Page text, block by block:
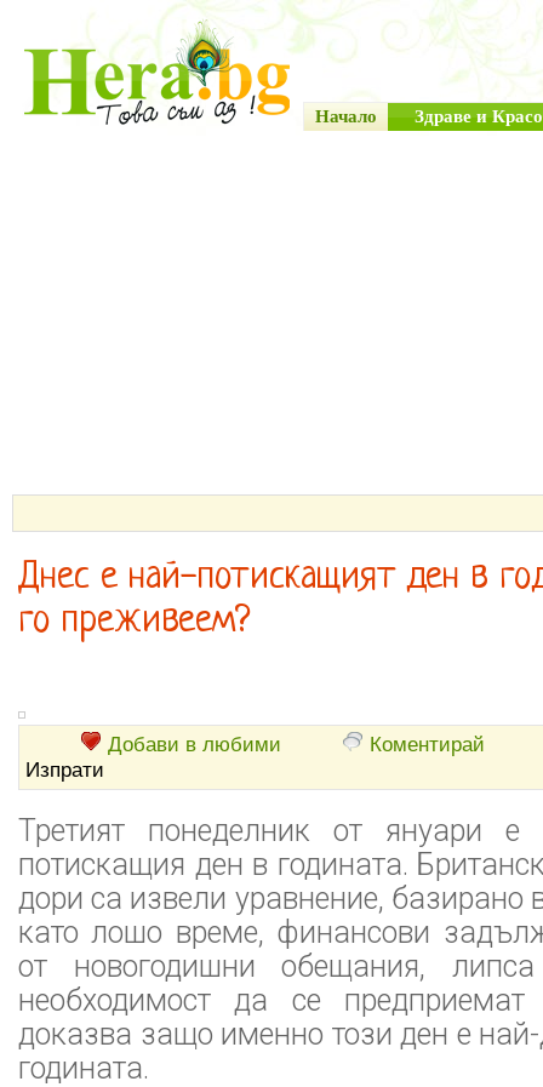
Начало Здраве и
Днес е най-потискащият ден в
го преживеем?
Добави в любими
Коментирай
Изпрати
Третият понеделник от януари
потискащия ден в годината.
дори са извели уравнение, базирано
като лошо време, финансови
от новогодишни обещания,
необходимост да се предприемат
доказва защо именно този ден е
годината.